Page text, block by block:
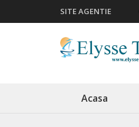
SITE AGENTIE
Acasa